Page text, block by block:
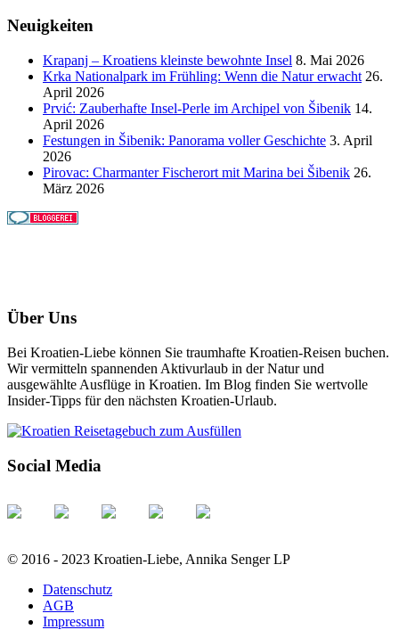
Neuigkeiten
Krapanj – Kroatiens kleinste bewohnte Insel 8. Mai 2026
Krka Nationalpark im Frühling: Wenn die Natur erwacht 26.
April 2026
Prvić: Zauberhafte Insel-Perle im Archipel von Šibenik 14.
April 2026
Festungen in Šibenik: Panorama voller Geschichte 3. April
2026
Pirovac: Charmanter Fischerort mit Marina bei Šibenik 26.
März 2026
Über Uns
Bei Kroatien-Liebe können Sie traumhafte Kroatien-Reisen buchen.
Wir vermitteln spannenden Aktivurlaub in der Natur und
ausgewählte Ausflüge in Kroatien. Im Blog finden Sie wertvolle
Insider-Tipps für den nächsten Kroatien-Urlaub.
Social Media
© 2016 - 2023 Kroatien-Liebe, Annika Senger LP
Datenschutz
AGB
Impressum